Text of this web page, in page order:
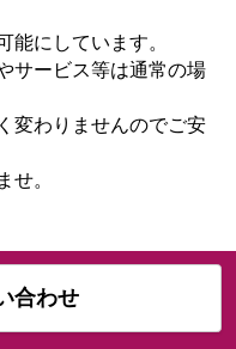
能にしています。
サービス等は通常の場
変わりませんのでご安
せ。
合わせ